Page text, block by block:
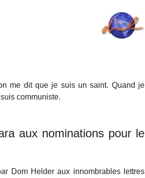
me dit que je suis un saint. Quand je
communiste.
aux nominations pour le
Dom Helder aux innombrables lettres